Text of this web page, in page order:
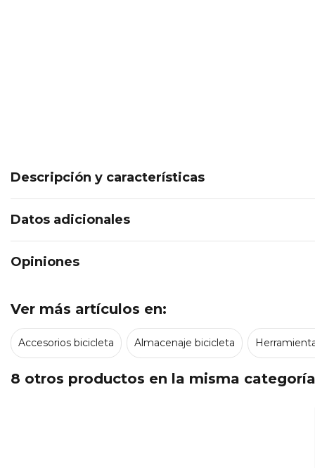
Descripción y características
Datos adicionales
Opiniones
Ver más artículos en:
Accesorios bicicleta Almacenaje bicicleta
8 otros productos en la misma